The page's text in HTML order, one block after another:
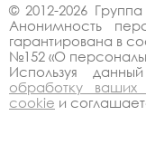
© 2012-2026
Анонимность
гарантирована в
№152 «О
Используя
обработку
cookie и